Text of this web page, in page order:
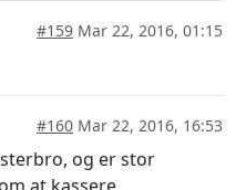
#159 Mar 22, 2016, 01:15
#160 Mar 22, 2016, 16:53
og er stor